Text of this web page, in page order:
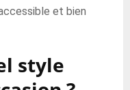
et bien
style